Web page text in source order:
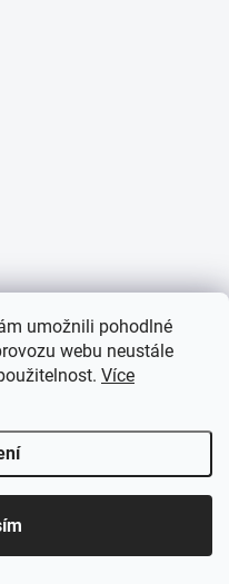
umožnili pohodlné
webu neustále
Více
po omezenou